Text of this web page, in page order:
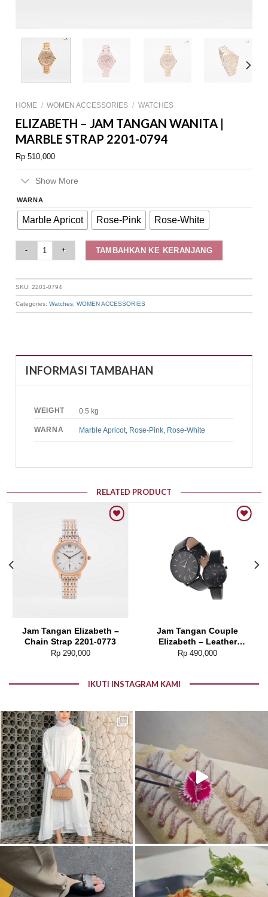
HOME / WOMEN ACCESSORIES / WATCHES
ELIZABETH – JAM TANGAN WANITA |
MARBLE STRAP 2201-0794
Rp 510,000
Show More
WARNA
Marble Apricot Rose-Pink Rose-White
TAMBAHKAN KE KERANJANG
SKU:2201-0794
Categories:Watches ,WOMEN ACCESSORIES
INFORMASI TAMBAHAN
WEIGHT 0.5 kg
WARNA Marble Apricot Rose-Pink Rose-White
RELATED PRODUCT
Add to wishlist
Jam Tangan Elizabeth –
Chain Strap 2201-0773
Rp290,000
Jam Tangan Couple
Elizabeth – Leather
Strap 2205-0003
Rp 490,000
IKUTI INSTAGRAM KAMI